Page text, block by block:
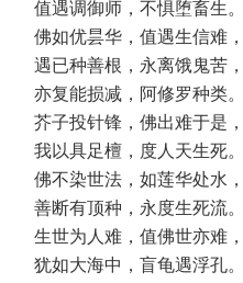
值遇调御师，不惧堕畜生。
佛如优昙华，值遇生信难，
遇已种善根，永离饿鬼苦，
亦复能损减，阿修罗种类。
芥子投针锋，佛出难于是，
我以具足檀，度人天生死。
佛不染世法，如莲华处水，
善断有顶种，永度生死流。
生世为人难，值佛世亦难，
犹如大海中，盲龟遇浮孔。